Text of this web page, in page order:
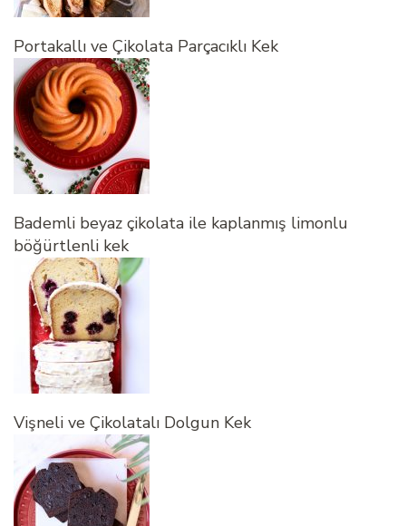
Portakallı ve Çikolata Parçacıklı Kek
Bademli beyaz çikolata ile kaplanmış limonlu
böğürtlenli kek
Vişneli ve Çikolatalı Dolgun Kek